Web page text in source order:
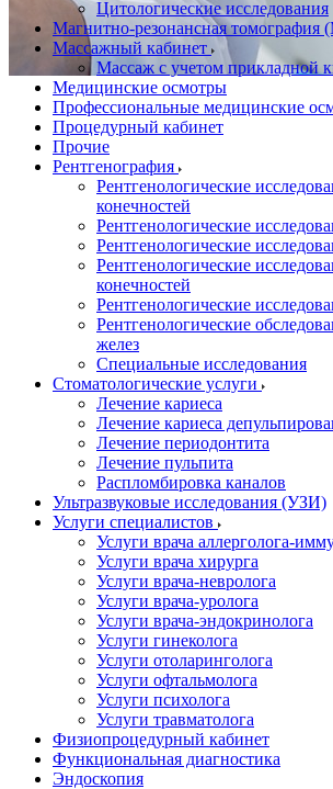
Цитологические исследования
Магнитно-резонансная томография
Массажный кабинет
Массаж с учетом прикладной
Медицинские осмотры
Профессиональные медицинские
Процедурный кабинет
Прочие
Рентгенография
Рентгенологические
конечностей
Рентгенологические
Рентгенологические
Рентгенологические
конечностей
Рентгенологические
Рентгенологические
желез
Специальные исследования
Стоматологические услуги
Лечение кариеса
Лечение кариеса
Лечение периодонтита
Лечение пульпита
Распломбировка каналов
Ультразвуковые исследования (УЗИ)
Услуги специалистов
Услуги врача аллерголога-
Услуги врача хирурга
Услуги врача-невролога
Услуги врача-уролога
Услуги врача-эндокринолога
Услуги гинеколога
Услуги отоларинголога
Услуги офтальмолога
Услуги психолога
Услуги травматолога
Физиопроцедурный кабинет
Функциональная диагностика
Эндоскопия